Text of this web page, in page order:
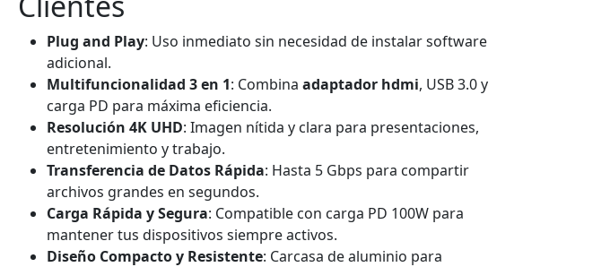
Plug and Play: Uso inmediato sin necesidad de instalar software
adicional.
Multifuncionalidad 3 en 1: Combina adaptador hdmi, USB 3.0 y
carga PD para máxima eficiencia.
Resolución 4K UHD: Imagen nítida y clara para presentaciones,
entretenimiento y trabajo.
Transferencia de Datos Rápida: Hasta 5 Gbps para compartir
archivos grandes en segundos.
Carga Rápida y Segura: Compatible con carga PD 100W para
mantener tus dispositivos siempre activos.
Diseño Compacto y Resistente: Carcasa de aluminio para